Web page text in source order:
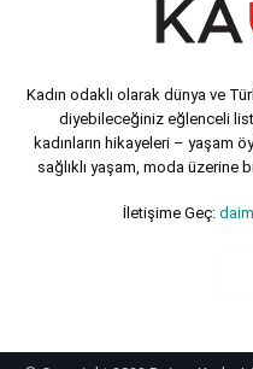
Kadın odaklı olarak dünya ve
diyebileceğiniz eğlenceli
kadınların hikayeleri – yaşam
sağlıklı yaşam, moda üzerine
İletişime Geç: